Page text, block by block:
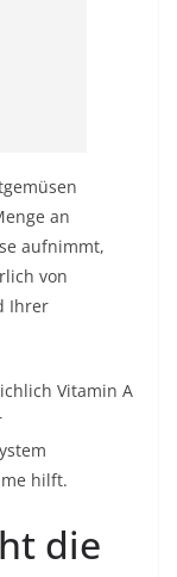
an
aufnimmt,
von
Ihrer
Vitamin A
hilft.
die